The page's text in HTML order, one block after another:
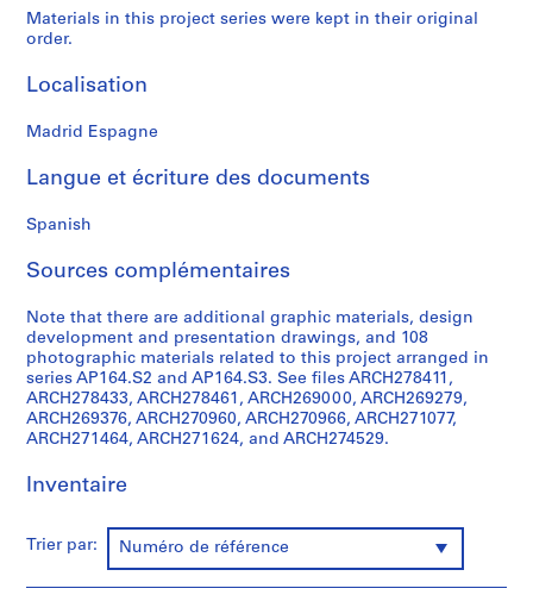
3
-
0
9
AP164.S1
o
e
t
:
P
o
l
d
r
Materials in this project series were kept in their original
order.
Localisation
Madrid Espagne
Langue et écriture des documents
Spanish
Sources complémentaires
Note that there are additional graphic materials, design
development and presentation drawings, and 108
photographic materials related to this project arranged in
series AP164.S2 and AP164.S3. See files ARCH278411,
ARCH278433, ARCH278461, ARCH269000, ARCH269279,
ARCH269376, ARCH270960, ARCH270966, ARCH271077,
ARCH271464, ARCH271624, and ARCH274529.
Inventaire
Trier par: Numéro de référence